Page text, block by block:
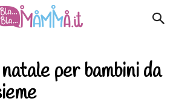
per bambini da